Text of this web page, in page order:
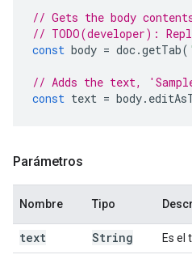
// Gets the body
// TODO(developer):
const body = doc.getTab(
// Adds the text,
const text = body.
Parámetros
Nombre Tipo
text String Es el